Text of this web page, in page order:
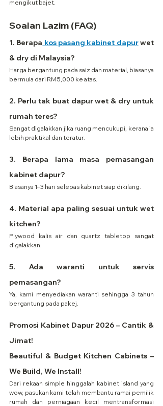
mengikut bajet.
Soalan Lazim (FAQ)
1. Berapa kos pasang kabinet dapur wet
& dry di Malaysia?
Harga bergantung pada saiz dan material, biasanya
bermula dari RM5,000 ke atas.
2. Perlu tak buat dapur wet & dry untuk
rumah teres?
Sangat digalakkan jika ruang mencukupi, kerana ia
lebih praktikal dan teratur.
3. Berapa lama masa pemasangan
kabinet dapur?
Biasanya 1–3 hari selepas kabinet siap dikilang.
4. Material apa paling sesuai untuk wet
kitchen?
Plywood kalis air dan quartz tabletop sangat
digalakkan.
5. Ada waranti untuk servis
pemasangan?
Ya, kami menyediakan waranti sehingga 3 tahun
bergantung pada pakej.
Promosi Kabinet Dapur 2026 – Cantik &
Jimat!
Beautiful & Budget Kitchen Cabinets –
We Build, We Install!
Dari rekaan simple hinggalah kabinet island yang
wow, pasukan kami telah membantu ramai pemilik
rumah dan perniagaan kecil mentransformasi